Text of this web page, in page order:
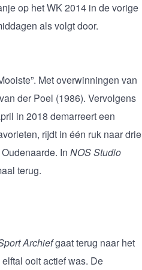
op het WK 2014 in de vorige
als volgt door.
Met overwinningen van
der Poel (1986). Vervolgens
in 2018 demarreert een
rijdt in één ruk naar drie
In NOS Studio
terug.
Archiefgaat terug naar het
ooit actief was. De